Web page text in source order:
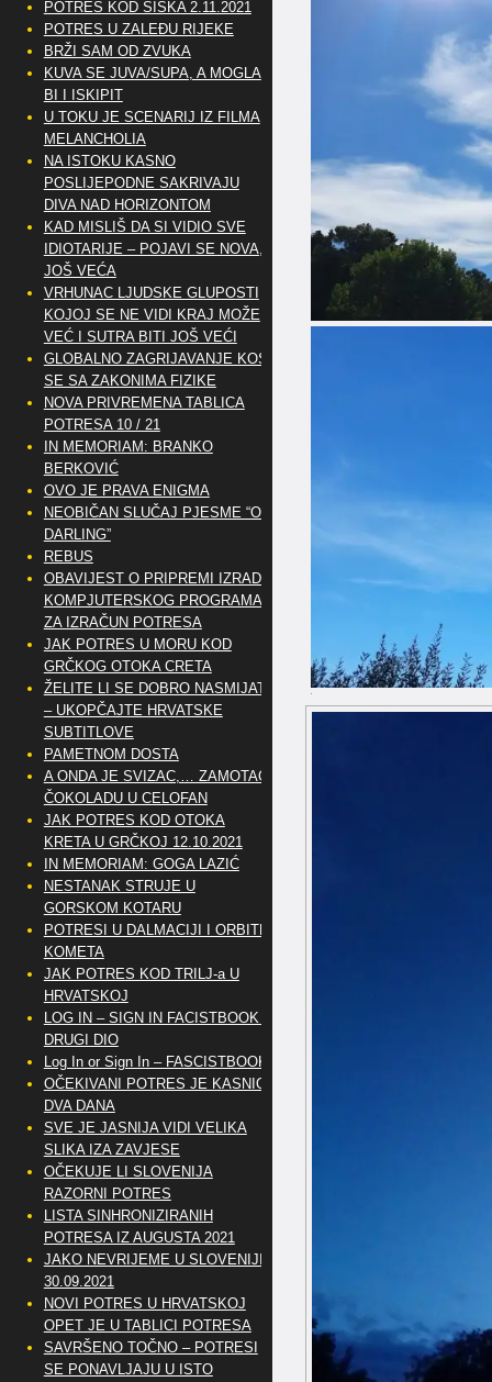
POTRES KOD SISKA 2.11.2021
POTRES U ZALEĐU RIJEKE
BRŽI SAM OD ZVUKA
KUVA SE JUVA/SUPA, A MOGLA
BI I ISKIPIT
U TOKU JE SCENARIJ IZ FILMA
MELANCHOLIA
NA ISTOKU KASNO
POSLIJEPODNE SAKRIVAJU
DIVA NAD HORIZONTOM
KAD MISLIŠ DA SI VIDIO SVE
IDIOTARIJE – POJAVI SE NOVA,..
JOŠ VEĆA
VRHUNAC LJUDSKE GLUPOSTI
KOJOJ SE NE VIDI KRAJ MOŽE
VEĆ I SUTRA BITI JOŠ VEĆI
GLOBALNO ZAGRIJAVANJE KOSI
SE SA ZAKONIMA FIZIKE
NOVA PRIVREMENA TABLICA
POTRESA 10 / 21
IN MEMORIAM: BRANKO
BERKOVIĆ
OVO JE PRAVA ENIGMA
NEOBIČAN SLUČAJ PJESME “OH
DARLING”
REBUS
OBAVIJEST O PRIPREMI IZRADE
KOMPJUTERSKOG PROGRAMA
ZA IZRAČUN POTRESA
JAK POTRES U MORU KOD
GRČKOG OTOKA CRETA
ŽELITE LI SE DOBRO NASMIJATI
– UKOPČAJTE HRVATSKE
SUBTITLOVE
PAMETNOM DOSTA
A ONDA JE SVIZAC,… ZAMOTAO
ČOKOLADU U CELOFAN
JAK POTRES KOD OTOKA
KRETA U GRČKOJ 12.10.2021
IN MEMORIAM: GOGA LAZIĆ
NESTANAK STRUJE U
GORSKOM KOTARU
POTRESI U DALMACIJI I ORBITE
KOMETA
JAK POTRES KOD TRILJ-a U
HRVATSKOJ
LOG IN – SIGN IN FACISTBOOK –
DRUGI DIO
Log In or Sign In – FASCISTBOOK
OČEKIVANI POTRES JE KASNIO
DVA DANA
SVE JE JASNIJA VIDI VELIKA
SLIKA IZA ZAVJESE
OČEKUJE LI SLOVENIJA
RAZORNI POTRES
LISTA SINHRONIZIRANIH
POTRESA IZ AUGUSTA 2021
JAKO NEVRIJEME U SLOVENIJI
30.09.2021
NOVI POTRES U HRVATSKOJ
OPET JE U TABLICI POTRESA
SAVRŠENO TOČNO – POTRESI
SE PONAVLJAJU U ISTO